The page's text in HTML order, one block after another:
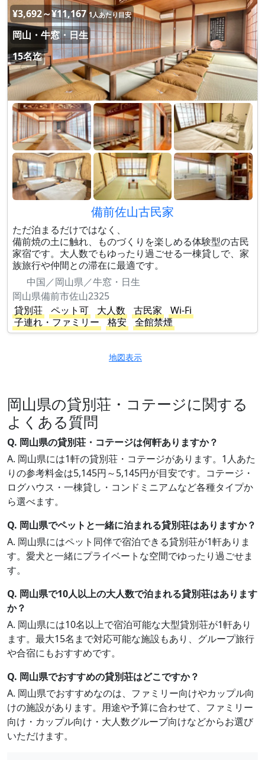
¥3,692～¥11,167 1人あたり目安
岡山・牛窓・日生
15名迄
備前佐山古民家
ただ泊まるだけではなく、
備前焼の土に触れ、ものづくりを楽しめる体験型の古民
家宿です。大人数でもゆったり過ごせる一棟貸しで、家
族旅行や仲間との滞在に最適です。
中国／岡山県／牛窓・日生
岡山県備前市佐山2325
貸別荘
ペット可 大人数 古民家
Wi-Fi
子連れ・ファミリー
格安 全館禁煙
地図表示
岡山県の貸別荘・コテージに関する
よくある質問
Q. 岡山県の貸別荘・コテージは何軒ありますか？
A. 岡山県には1軒の貸別荘・コテージがあります。1人あた
りの参考料金は5,145円～5,145円が目安です。コテージ・
ログハウス・一棟貸し・コンドミニアムなど各種タイプか
ら選べます。
Q. 岡山県でペットと一緒に泊まれる貸別荘はありますか？
A. 岡山県にはペット同伴で宿泊できる貸別荘が1軒ありま
す。愛犬と一緒にプライベートな空間でゆったり過ごせま
す。
Q. 岡山県で10人以上の大人数で泊まれる貸別荘はあります
か？
A. 岡山県には10名以上で宿泊可能な大型貸別荘が1軒あり
ます。最大15名まで対応可能な施設もあり、グループ旅行
や合宿にもおすすめです。
Q. 岡山県でおすすめの貸別荘はどこですか？
A. 岡山県でおすすめなのは、ファミリー向けやカップル向
けの施設があります。用途や予算に合わせて、ファミリー
向け・カップル向け・大人数グループ向けなどからお選び
いただけます。